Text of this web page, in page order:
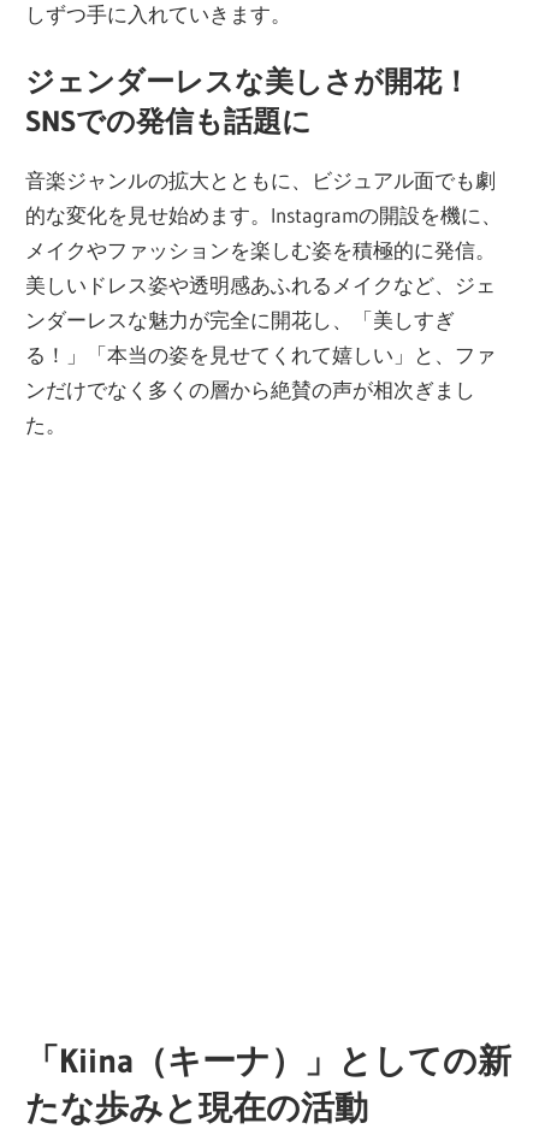
しずつ手に入れていきます。
ジェンダーレスな美しさが開花！
SNSでの発信も話題に
音楽ジャンルの拡大とともに、ビジュアル面でも劇
的な変化を見せ始めます。Instagramの開設を機に、
メイクやファッションを楽しむ姿を積極的に発信。
美しいドレス姿や透明感あふれるメイクなど、ジェ
ンダーレスな魅力が完全に開花し、「美しすぎ
る！」「本当の姿を見せてくれて嬉しい」と、ファ
ンだけでなく多くの層から絶賛の声が相次ぎまし
た。
「Kiina（キーナ）」としての新
たな歩みと現在の活動